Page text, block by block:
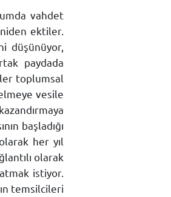
vahdet
ektiler.
düşünüyor,
paydada
toplumsal
vesile
başladığı
her yıl
olarak
istiyor.
temsilcileri